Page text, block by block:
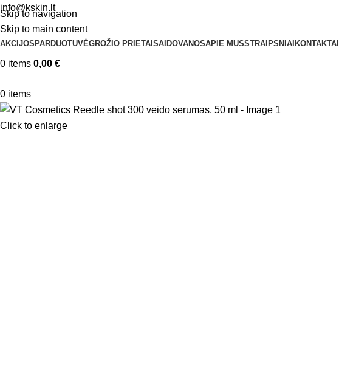
Skip to navigation
Skip to main content
info@kskin.lt
AKCIJOSPARDUOTUVĖGROŽIO PRIETAISAIDOVANOSAPIE MUSSTRAIPSNIAIKONTAKTAI
0 items 0,00 €
0 items
Click to enlarge